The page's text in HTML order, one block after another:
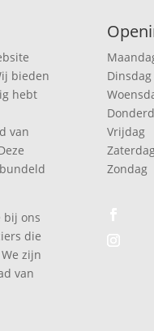
bieden
hebt
van
bij ons
die
zijn
van